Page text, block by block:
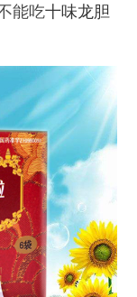
能吃十味龙胆